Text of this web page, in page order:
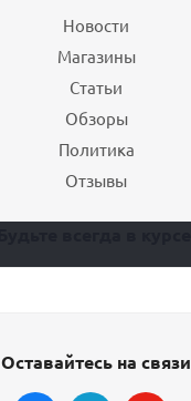
Новости
Магазины
Статьи
Обзоры
Политика
Отзывы
Оставайтесь на связи